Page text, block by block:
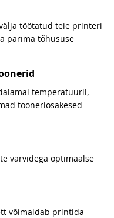
töötatud teie printeri
parima tõhususe
temperatuuril,
tooneriosakesed
värvidega optimaalse
võimaldab printida